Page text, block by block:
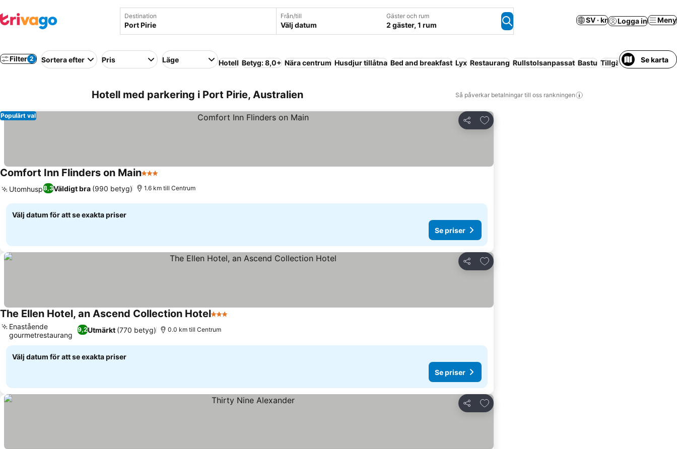
Destination Från/till
Välj datum
Gäster och rum
2 gäster, 1 rum
SV · kr Logga in Meny
Filter 2 Sortera efter Pris Läge Hotell Betyg: 8,0+ Nära centrum Husdjur tillåtna Bed and breakfast Lyx Restaurang Rullstolsanpassat Bastu Se karta
Hotell med parkering i Port Pirie, Australien Så påverkar betalningar till oss rankningen
Dela
Lägg till i Mina Favoriter
Populärt val
Comfort Inn Flinders on Main3 Stjärnor
8,3Väldigt bra (990 betyg)
Utomhuspool 1.6 km till Centrum
Välj datum för att se exakta priser
Se priser
Dela
Lägg till i Mina Favoriter
The Ellen Hotel, an Ascend Collection Hotel3 Stjärnor
9,2Utmärkt (770 betyg)
Enastående
gourmetrestaurang
0.0 km till Centrum
Välj datum för att se exakta priser
Se priser
Dela
Lägg till i Mina Favoriter